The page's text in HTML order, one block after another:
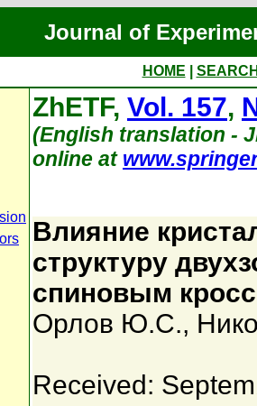
Journal of
HOME
ZhETF, Vol. 157,
(English translation -
online at
Влияние
структуру
спиновым
Орлов Ю.С.,
Received: